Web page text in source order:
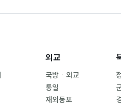
외교
국방ㆍ외교
통일
재외동포